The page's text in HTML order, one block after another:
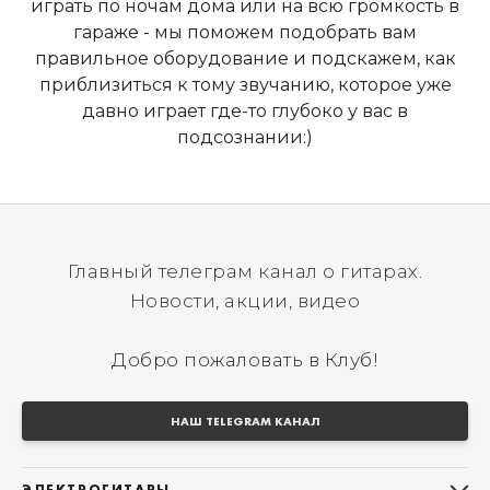
играть по ночам дома или на всю громкость в
гараже - мы поможем подобрать вам
правильное оборудование и подскажем, как
приблизиться к тому звучанию, которое уже
давно играет где-то глубоко у вас в
подсознании:)
Главный телеграм канал о гитарах.
Новости, акции, видео
Добро пожаловать в Клуб!
НАШ TELEGRAM КАНАЛ